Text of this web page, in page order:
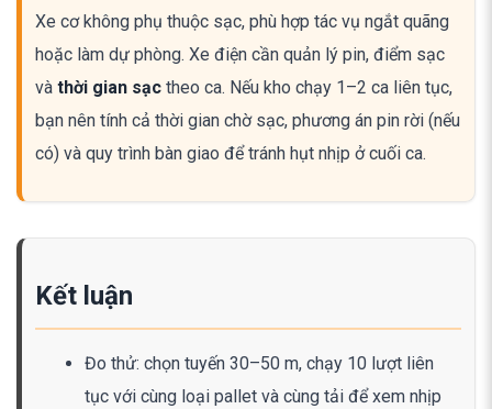
Xe cơ không phụ thuộc sạc, phù hợp tác vụ ngắt quãng
hoặc làm dự phòng. Xe điện cần quản lý pin, điểm sạc
và thời gian sạc theo ca. Nếu kho chạy 1–2 ca liên tục,
bạn nên tính cả thời gian chờ sạc, phương án pin rời (nếu
có) và quy trình bàn giao để tránh hụt nhịp ở cuối ca.
Kết luận
Đo thử: chọn tuyến 30–50 m, chạy 10 lượt liên
tục với cùng loại pallet và cùng tải để xem nhịp